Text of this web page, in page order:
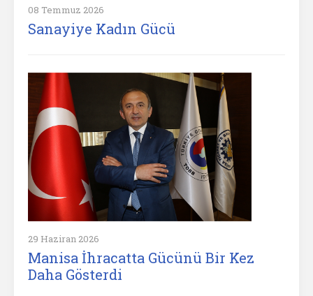
08 Temmuz 2026
Sanayiye Kadın Gücü
29 Haziran 2026
Manisa İhracatta Gücünü Bir Kez
Daha Gösterdi